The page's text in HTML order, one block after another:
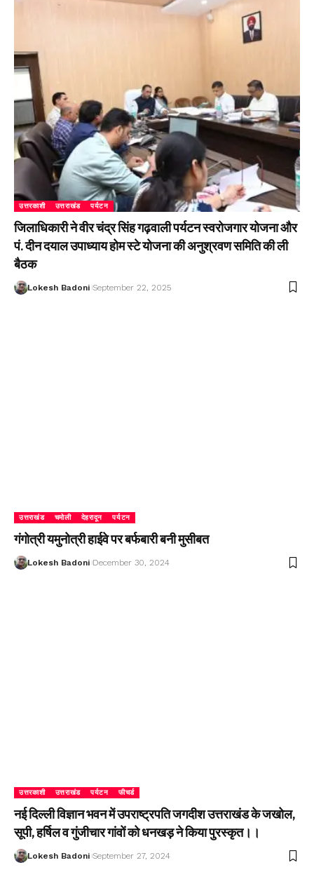
उत्तरकाशी उत्तराखंड पर्यटन
जिलाधिकारी ने वीर चंद्र सिंह गढ़वाली पर्यटन स्वरोजगार योजना और
पं. दीन दयाल उपाध्याय होम स्टे योजना की अनुश्रवण समिति की ली
बैठक
Lokesh Badoni September 22, 2025
उत्तराखंड चमोली देहरादून पर्यटन
गंगोत्री यमुनोत्री हाईवे पर बर्फबारी बनी मुसीबत
Lokesh Badoni December 30, 2024
उत्तरकाशी उत्तराखंड पर्यटन फीचर्ड
नई दिल्ली विज्ञान भवन में उपराष्ट्रपति जगदीश उत्तराखंड के जखोल,
सूपी, हर्षिल व गुंजीचार गांवों को धनखड़ ने किया पुरस्कृत।।
Lokesh Badoni September 27, 2024